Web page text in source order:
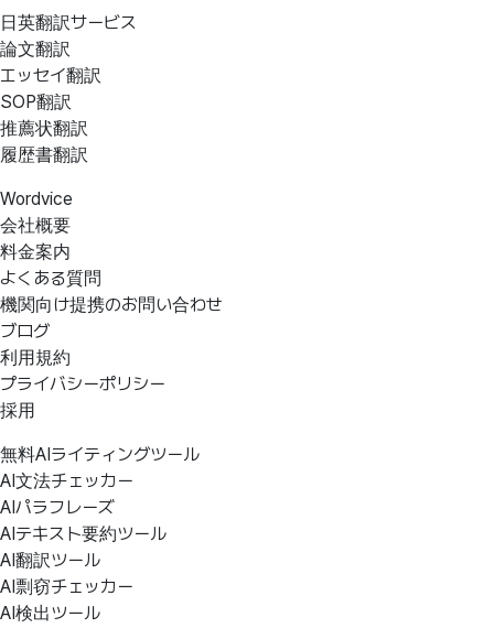
日英翻訳サービス
論文翻訳
エッセイ翻訳
SOP翻訳
推薦状翻訳
履歴書翻訳
Wordvice
会社概要
料金案内
よくある質問
機関向け提携のお問い合わせ
ブログ
利用規約
プライバシーポリシー
採用
無料AIライティングツール
AI文法チェッカー
AIパラフレーズ
AIテキスト要約ツール
AI翻訳ツール
AI剽窃チェッカー
AI検出ツール